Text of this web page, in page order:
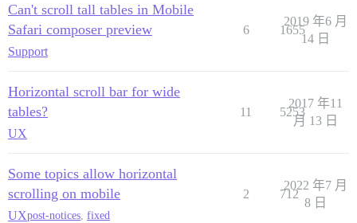
Can't scroll tall tables in Mobile
Safari composer preview
Support
6 1655
2019 年6 月
14 日
Horizontal scroll bar for wide
tables?
UX
11 5253
2017 年11
月 13 日
Some topics allow horizontal
scrolling on mobile
UXpost-notices, fixed
2 712
2022 年7 月
8 日